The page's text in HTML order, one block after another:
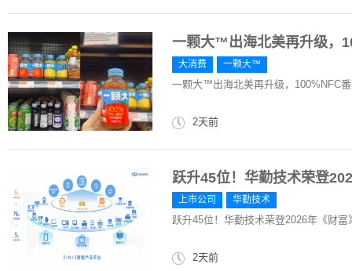
一颗大™出海北美再升级，
大消费 一颗大™
一颗大™出海北美再升级，100%NFC
2天前
跃升45位！华勤技术荣登
上市公司 华勤技术
跃升45位！华勤技术荣登2026年《财富
2天前